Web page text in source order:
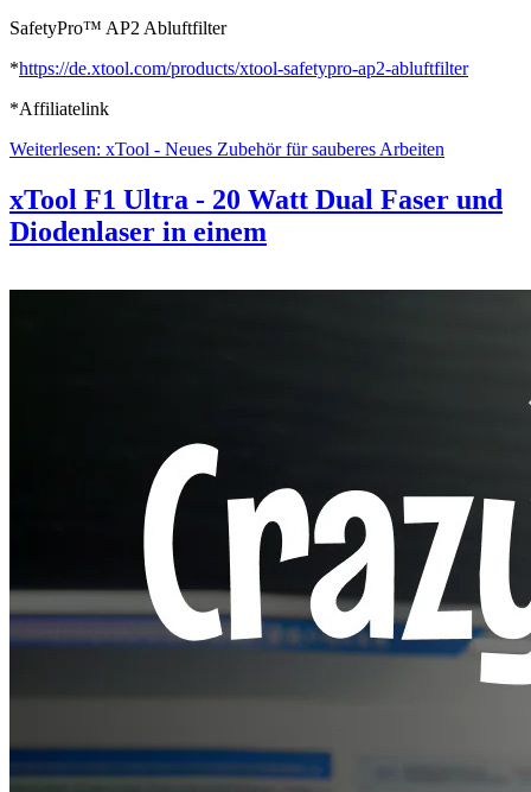
SafetyPro™ AP2 Abluftfilter
*https://de.xtool.com/products/xtool-safetypro-ap2-abluftfilter
*Affiliatelink
Weiterlesen: xTool - Neues Zubehör für sauberes Arbeiten
xTool F1 Ultra - 20 Watt Dual Faser und
Diodenlaser in einem